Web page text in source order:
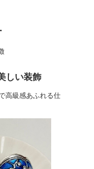
しい装飾
高級感あふれる仕